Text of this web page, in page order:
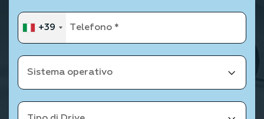
+39